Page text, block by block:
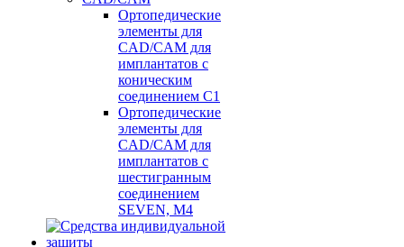
Ортопедические
элементы для
CAD/CAM для
имплантатов с
коническим
соединением С1
Ортопедические
элементы для
CAD/CAM для
имплантатов с
шестигранным
соединением
SEVEN, М4